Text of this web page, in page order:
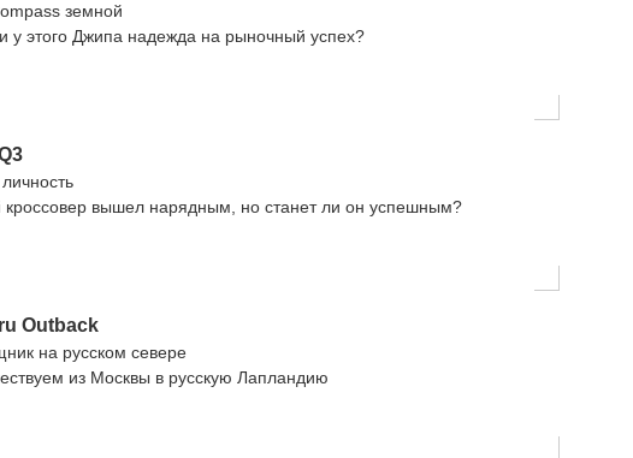
земной
у этого Джипа надежда на рыночный успех?
кроссовер вышел нарядным, но станет ли он успешным?
Outback
на русском севере
из Москвы в русскую Лапландию